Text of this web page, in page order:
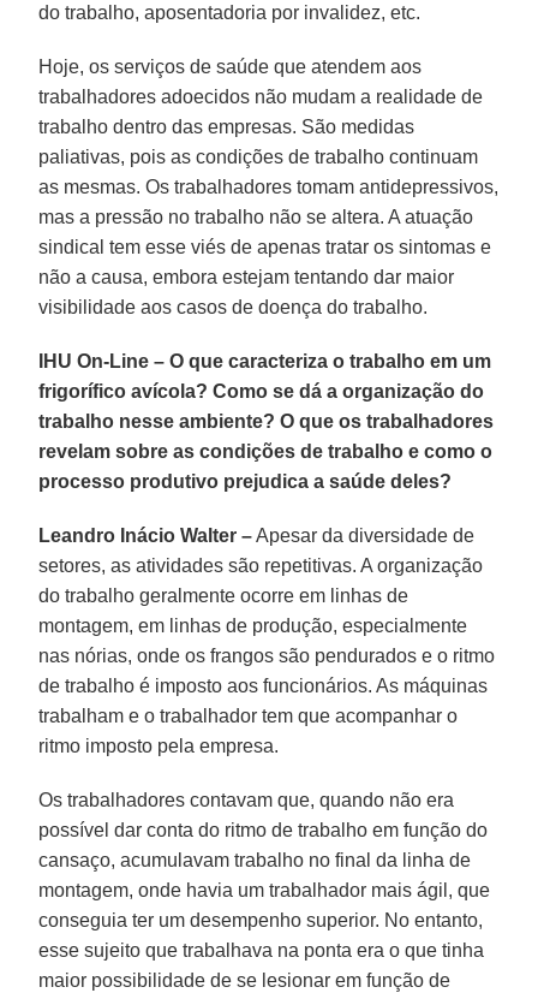
do trabalho, aposentadoria por invalidez, etc.
Hoje, os serviços de saúde que atendem aos
trabalhadores adoecidos não mudam a realidade de
trabalho dentro das empresas. São medidas
paliativas, pois as condições de trabalho continuam
as mesmas. Os trabalhadores tomam antidepressivos,
mas a pressão no trabalho não se altera. A atuação
sindical tem esse viés de apenas tratar os sintomas e
não a causa, embora estejam tentando dar maior
visibilidade aos casos de doença do trabalho.
IHU On-Line – O que caracteriza o trabalho em um
frigorífico avícola? Como se dá a organização do
trabalho nesse ambiente? O que os trabalhadores
revelam sobre as condições de trabalho e como o
processo produtivo prejudica a saúde deles?
Leandro Inácio Walter –Apesar da diversidade de
setores, as atividades são repetitivas. A organização
do trabalho geralmente ocorre em linhas de
montagem, em linhas de produção, especialmente
nas nórias, onde os frangos são pendurados e o ritmo
de trabalho é imposto aos funcionários. As máquinas
trabalham e o trabalhador tem que acompanhar o
ritmo imposto pela empresa.
Os trabalhadores contavam que, quando não era
possível dar conta do ritmo de trabalho em função do
cansaço, acumulavam trabalho no final da linha de
montagem, onde havia um trabalhador mais ágil, que
conseguia ter um desempenho superior. No entanto,
esse sujeito que trabalhava na ponta era o que tinha
maior possibilidade de se lesionar em função de